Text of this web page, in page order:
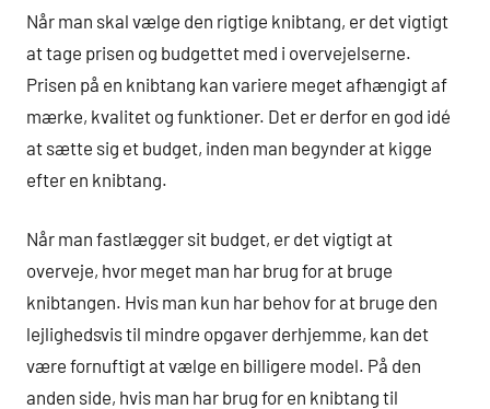
Når man skal vælge den rigtige knibtang, er det vigtigt
at tage prisen og budgettet med i overvejelserne.
Prisen på en knibtang kan variere meget afhængigt af
mærke, kvalitet og funktioner. Det er derfor en god idé
at sætte sig et budget, inden man begynder at kigge
efter en knibtang.
Når man fastlægger sit budget, er det vigtigt at
overveje, hvor meget man har brug for at bruge
knibtangen. Hvis man kun har behov for at bruge den
lejlighedsvis til mindre opgaver derhjemme, kan det
være fornuftigt at vælge en billigere model. På den
anden side, hvis man har brug for en knibtang til